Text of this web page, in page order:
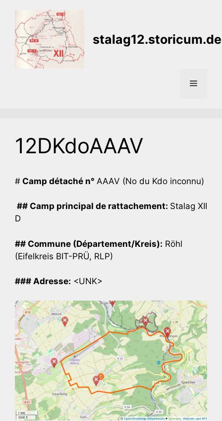
contenu
stalag12.storicum.de
Menu
12DKdoAAAV
# Camp détaché n° AAAV (No du Kdo inconnu)
## Camp principal de rattachement: Stalag XII
D
## Commune (Département/Kreis): Röhl
(Eifelkreis BIT-PRÜ, RLP)
### Adresse: <UNK>